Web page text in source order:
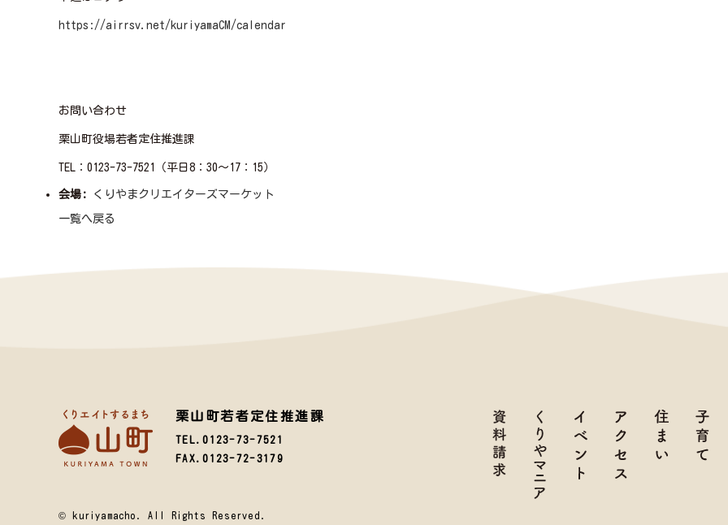
https://airrsv.net/kuriyamaCM/calendar
お問い合わせ
栗山町役場若者定住推進課
TEL：0123-73-7521（平日8：30～17：15）
会場: くりやまクリエイターズマーケット
一覧へ戻る
栗山町若者定住推進課
TEL.0123-73-7521
FAX.0123-72-3179
© kuriyamacho. All Rights Reserved.